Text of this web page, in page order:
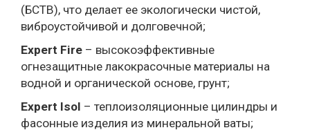
(БСТВ), что делает ее экологически чистой,
виброустойчивой и долговечной;
Expert Fire – высокоэффективные
огнезащитные лакокрасочные материалы на
водной и органической основе, грунт;
Expert Isol – теплоизоляционные цилиндры и
фасонные изделия из минеральной ваты;